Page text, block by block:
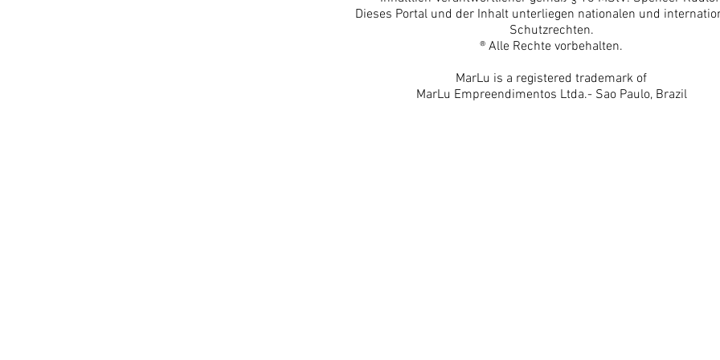
Dieses Portal und der Inhalt unterliegen nationalen und
Schutzrechten.
® Alle Rechte vorbehalten.
MarLu is a registered trademark of
MarLu Empreendimentos Ltda.- Sao Paulo, Brazil